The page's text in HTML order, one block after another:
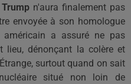
Trump n'aura finalement pas
envoyée à son homologue
américain a assuré ne pas
lieu, dénonçant la colère et
Étrange, surtout quand on sait
situé non loin de